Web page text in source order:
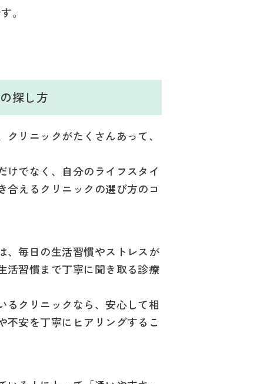
。
探し方
リニックがたくさんあって、
でなく、自分のライフスタイ
えるクリニックの選び方のコ
、毎日の生活習慣やストレスが
活習慣まで丁寧に聞き取る診療
るクリニックなら、安心して相
安を丁寧にヒアリングするこ